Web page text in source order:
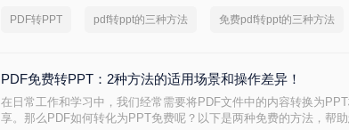
PDF转PPT pdf转ppt的三种方法 免费pdf转ppt的三种方法
PDF免费转PPT：2种方法的适用场景和操作差异！
在日常工作和学习中，我们经常需要将PDF文件中的内容转换为
享。那么PDF如何转化为PPT免费呢？以下是两种免费的方法，帮